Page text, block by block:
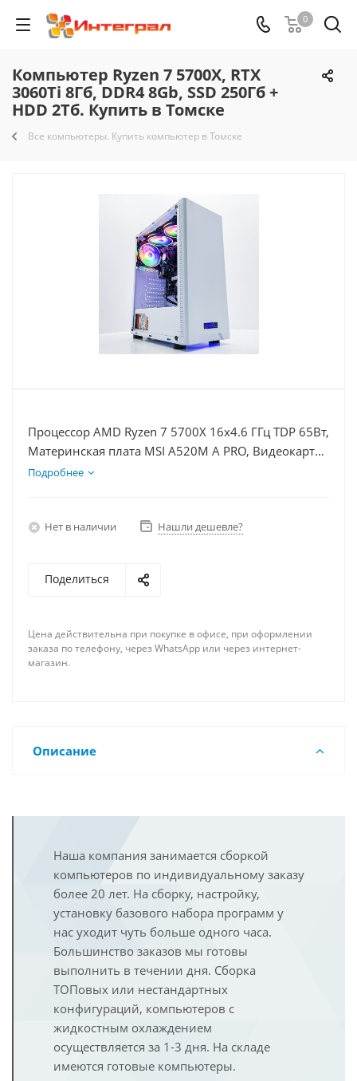
0
Компьютер Ryzen 7 5700X, RTX
3060Ti 8Гб, DDR4 8Gb, SSD 250Гб +
HDD 2Тб. Купить в Томске
Все компьютеры. Купить компьютер в Томске
Процессор AMD Ryzen 7 5700X 16x4.6 ГГц TDP 65Вт,
Материнская плата MSI A520M A PRO, Видеокарта
RTX 3060Ti 8Гб, Память DDR4 8Gb, Диски
Подробнее
Нет в наличии Нашли дешевле?
Поделиться
Цена действительна при покупке в офисе, при оформлении
заказа по телефону, через WhatsApp или через интернет-
магазин.
Описание
Наша компания занимается сборкой
компьютеров по индивидуальному заказу
более 20 лет. На сборку, настройку,
установку базового набора программ у
нас уходит чуть больше одного часа.
Большинство заказов мы готовы
выполнить в течении дня. Сборка
ТОПовых или нестандартных
конфигураций, компьютеров с
жидкостным охлаждением
осуществляется за 1-3 дня. На складе
имеются готовые компьютеры.